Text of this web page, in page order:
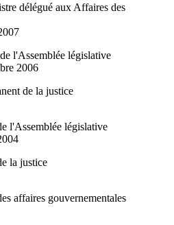
délégué aux Affaires des
l'Assemblée législative
2006
de la justice
l'Assemblée législative
la justice
affaires gouvernementales